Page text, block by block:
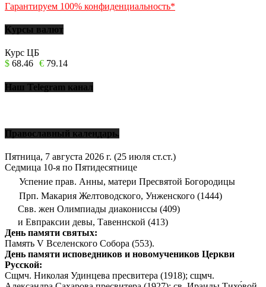
Гарантируем 100% конфиденциальность*
Курсы валют
Курс ЦБ
$ 68.46 € 79.14
Наш Telegram канал
Православный календарь.
Пятница, 7 августа 2026 г. (25 июля ст.ст.)
Седмица 10-я по Пятидесятнице
Успение прав. Анны, матери Пресвятой Богородицы
Прп. Макария Желтоводского, Унженского (1444)
Свв. жен Олимпиады диакониссы (409)
и Евпраксии девы, Тавеннской (413)
День памяти святых:
Память V Вселенского Собора (553).
День памяти исповедников и новомучеников Церкви
Русской:
Сщмч. Николая Удинцева пресвитера (1918); сщмч.